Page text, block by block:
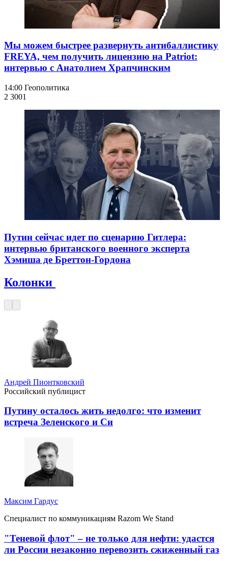
Мы можем быстрее развернуть антибаллистику
FREYA, чем получить лицензию на Patriot:
интервью с Анатолием Храпчинским
14:00 Геополитика
2 3001
Путин сейчас идет по сценарию Гитлера:
интервью британского военного эксперта
Хэмиша де Бреттон-Гордона
Колонки
Андрей Пионтковский
Российский публицист
Путину осталось жить недолго: что изменит
встреча Зеленского и Си
Максим Гардус
Специалист по коммуникациям Razom We Stand
"Теневой флот" – не только для нефти: удастся
ли России незаконно перевозить сжиженный газ